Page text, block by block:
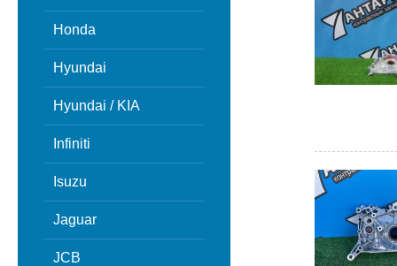
Honda
Hyundai
Hyundai / KIA
Infiniti
Isuzu
Jaguar
JCB